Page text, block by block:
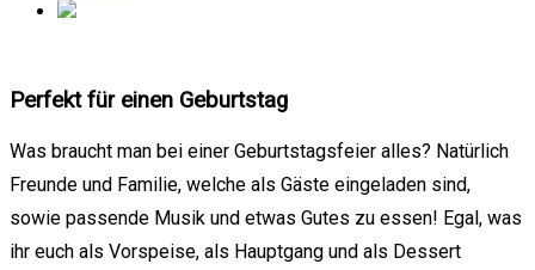
Perfekt für einen Geburtstag
Was braucht man bei einer Geburtstagsfeier alles? Natürlich
Freunde und Familie, welche als Gäste eingeladen sind,
sowie passende Musik und etwas Gutes zu essen! Egal, was
ihr euch als Vorspeise, als Hauptgang und als Dessert